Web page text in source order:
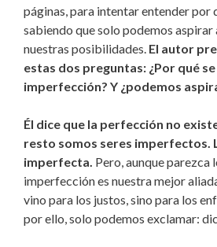
páginas, para intentar entender por
sabiendo que solo podemos
nuestras posibilidades. El autor
estas dos preguntas: ¿Por qué
imperfección? Y ¿podemos
Él dice que la perfección no
resto somos seres imperfectos.
imperfecta. Pero, aunque parezca
imperfección es nuestra mejor
vino para los justos, sino para los
por ello, solo podemos exclamar: